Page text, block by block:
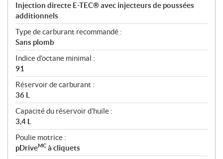
Injection directe E-TEC® avec injecteurs de poussées
additionnels
Type de carburant recommandé :
Sans plomb
Indice d’octane minimal :
91
Réservoir de carburant :
36 L
Capacité du réservoir d’huile :
3,4 L
Poulie motrice :
pDriveMC à cliquets